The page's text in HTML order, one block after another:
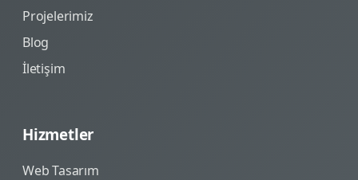
Projelerimiz
Blog
İletişim
Hizmetler
Web Tasarım